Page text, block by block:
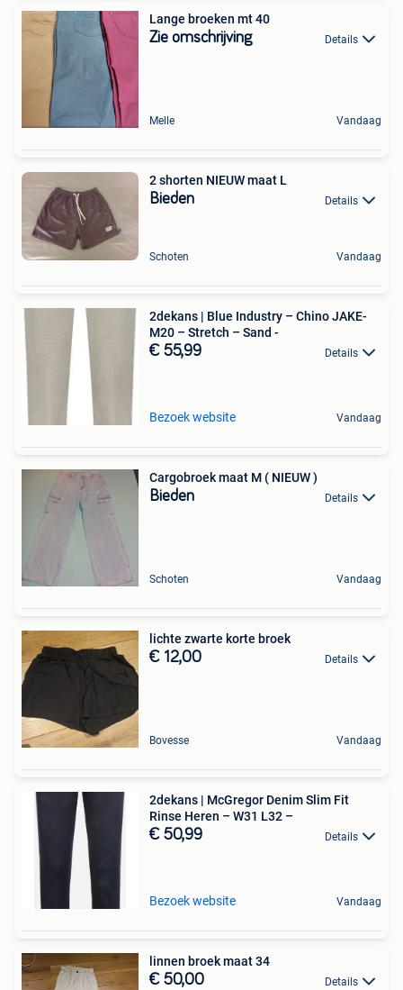
Lange broeken mt 40
Zie omschrijving Details
Melle Vandaag
2 shorten NIEUW maat L
Bieden Details
Schoten Vandaag
2dekans | Blue Industry – Chino JAKE-
M20 – Stretch – Sand -
€ 55,99 Details
Bezoek website Vandaag
Cargobroek maat M ( NIEUW )
Bieden Details
Schoten Vandaag
lichte zwarte korte broek
€ 12,00 Details
Bovesse Vandaag
2dekans | McGregor Denim Slim Fit
Rinse Heren – W31 L32 –
€ 50,99 Details
Bezoek website Vandaag
linnen broek maat 34
€ 50,00 Details